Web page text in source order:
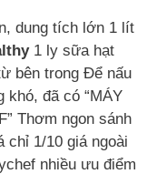
dung tích lớn 1 lít
1 ly sữa hạt
bên trong Để nấu
khó, đã có “MÁY
Thơm ngon sánh
chỉ 1/10 giá ngoài
nhiều ưu điểm